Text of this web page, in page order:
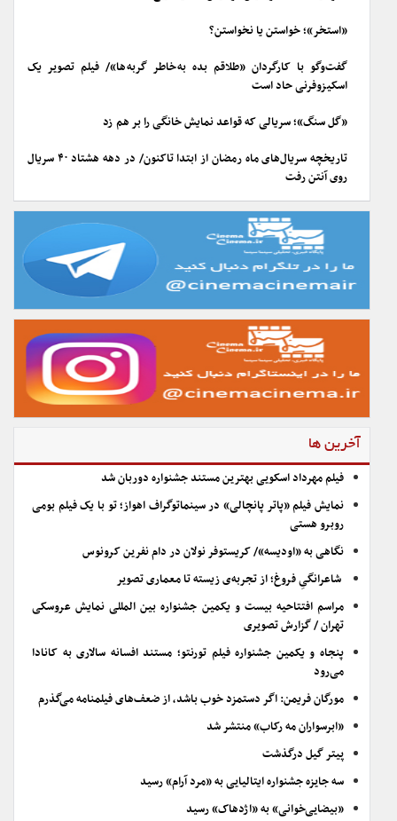
«استخر»؛ خواستن یا نخواستن؟
گفت‌وگو با کارگردان «طلاقم بده به خاطر گربه ها»/ فیلم تصویر یک
اسکیزوفرنی حاد است
«گل سنگ»؛ سریالی که قواعد نمایش خانگی را بر هم زد
تاریخچه سریال‌های ماه رمضان از ابتدا تاکنون/ در دهه هشتاد ۴۰ سریال
روی آنتن رفت
آخرین ها
فیلم مهرداد اسکویی بهترین مستند جشنواره دوربان شد
نمایش فیلم «پاتر پانچالی» در سینماتوگراف اهواز؛ تو با یک فیلم بومی
روبرو هستی
نگاهی به «اودیسه»/ کریستوفر نولان در دام نفرین کرونوس
شاعرانگیِ فروغ؛ از تجربه‌ی زیسته تا معماری تصویر
مراسم افتتاحیه بیست و یکمین جشنواره بین المللی نمایش عروسکی
تهران / گزارش تصویری
پنجاه و یکمین جشنواره فیلم تورنتو؛ مستند افسانه سالاری به کانادا
می‌رود
مورگان فریمن: اگر دستمزد خوب باشد، از ضعف‌های فیلمنامه می‌گذرم
«ابرسواران مه رکاب» منتشر شد
پیتر گیل درگذشت
سه جایزه جشنواره ایتالیایی به «مرد آرام» رسید
«بیضایی‌خوانی» به «اژدهاک» رسید